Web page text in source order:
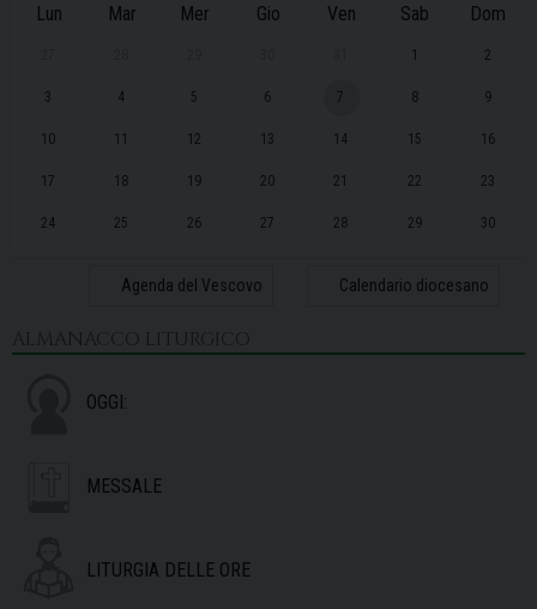
Lun Mar Mer Gio Ven Sab Dom
1 2
3 4 5 6 7 8 9
10 11 12 13 14 15 16
17 18 19 20 21 22 23
24 25 26 27 28 29 30
Agenda del Vescovo Calendario diocesano
ALMANACCO LITURGICO
OGGI:
MESSALE
LITURGIA DELLE ORE